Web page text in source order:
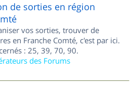
de sorties en région
vos sorties, trouver de
en Franche Comté, c'est par ici.
: 25, 39, 70, 90.
des Forums